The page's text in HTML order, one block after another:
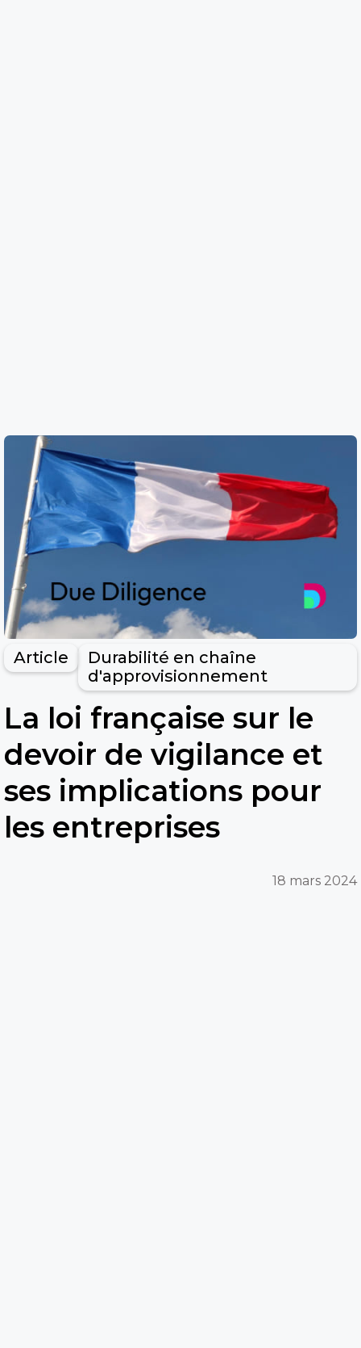
Article
Durabilité en chaîne
d'approvisionnement
La loi française sur le
devoir de vigilance et
ses implications pour
les entreprises
18 mars 2024